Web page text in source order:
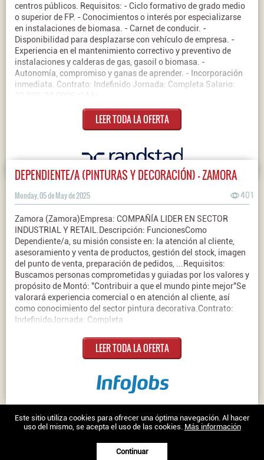
centros públicos. Requisitos: - Ciclo formativo de grado medio
o superior de FP. - Conocimientos o interés por especializarse
en instalaciones de biomasa. - Carnet de conducir. -
Disponibilidad para desplazarse con vehículo de empresa. -
Experiencia en el mantenimiento correctivo y preventivo de
instalaciones y calderas de gas, gasoil o biomasa. -
Autonomía, compromiso y ganas de aprender. - Incorporación
inmediata. Contrato: Indefinido Jornada: Completa Salario:
LEER TODA LA OFERTA
DEPENDIENTE/A (PINTURAS Y DECORACIÓN) - ZAMORA
Monday, 05 de May de 2025 401
Zamora (Zamora)Empresa: COMPAÑÍA LIDER EN SECTOR
INDUSTRIAL Y RETAIL.Descripción: FuncionesComo
Dependiente/a, su misión consiste en: la atención al cliente,
asesoramiento y venta de productos, gestión del stock, imagen
del punto de venta, preparación de pedidos, ...Requisitos:
Buscamos personas comprometidas y guiadas por los valores y
propósito de Montó: "Contribuir a que el mundo pinte mejor"Se
valorará experiencia comercial o en atención al cliente, así
como conocimiento del sector pintura decorativa.Contrato:
IndefinidoJornada: Completa
LEER TODA LA OFERTA
Nosotros|Contacto| Ofertas en Twitter|Aviso legal|Política de
Trabajo en Zamora © 2026 -
Este sitio utiliza cookies para ofrecer una óptima navegación. Al hacer
uso del mismo, se acepta el uso de las cookies. Más información
Continuar